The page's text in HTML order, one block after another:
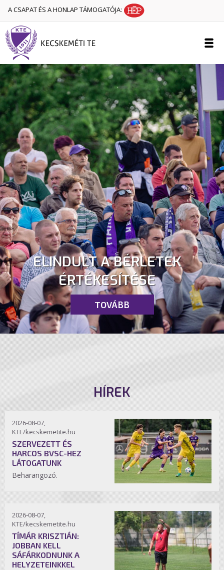
A CSAPAT ÉS A HONLAP TÁMOGATÓJA:
ELINDULT A BÉRLETEK
ÉRTÉKESÍTÉSE
TOVÁBB
HÍREK
2026-08-07,
KTE/kecskemetite.hu
SZERVEZETT ÉS
HARCOS BVSC-HEZ
LÁTOGATUNK
Beharangozó.
2026-08-07,
KTE/kecskemetite.hu
TÍMÁR KRISZTIÁN:
JOBBAN KELL
SÁFÁRKODNUNK A
HELYZETEINKKEL